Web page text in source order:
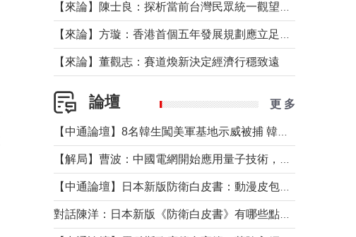
【來論】董觀志：賽道煥新決定經濟行穩致遠
論壇 更 多